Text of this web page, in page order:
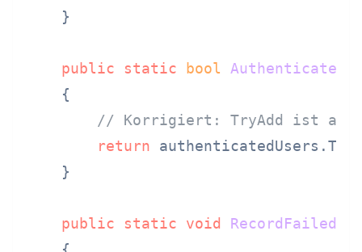
    }
public static bool Authenticate
    {
// Korrigiert: TryAdd ist
return
    }
public static void